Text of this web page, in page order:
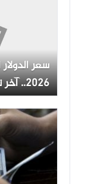
2026.. آخر تحديث